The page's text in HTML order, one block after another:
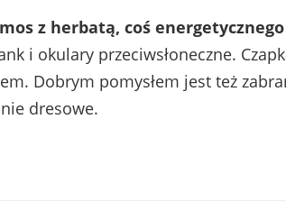
z herbatą, coś
i okulary przeciwsłoneczne.
Dobrym pomysłem jest też
dresowe.